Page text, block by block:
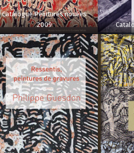
Catalogue Peintures nouées
2009